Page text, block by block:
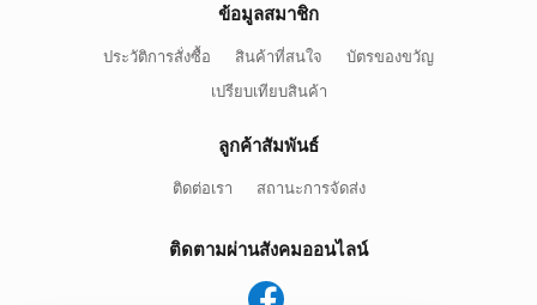
ข้อมูลสมาชิก
ประวัติการสั่งซื้อ สินค้าที่สนใจ
บัตรของขวัญ
เปรียบเทียบสินค้า
ลูกค้าสัมพันธ์
ติดต่อเรา สถานะการจัดส่ง
ติดตามผ่านสังคมออนไลน์